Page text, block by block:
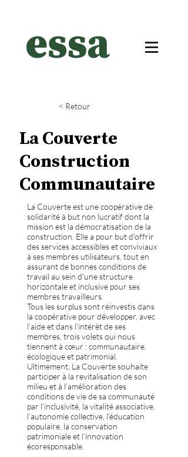
< Retour
La Couverte
Construction
Communautaire
La Couverte est une coopérative de
solidarité à but non lucratif dont la
mission est la démocratisation de la
construction. Elle a pour but d’offrir
des services accessibles et conviviaux
à ses membres utilisateurs, tout en
assurant de bonnes conditions de
travail au sein d’une structure
horizontale et inclusive pour ses
membres travailleurs.
Tous les surplus sont réinvestis dans
la coopérative pour développer, avec
l’aide et dans l’intérêt de ses
membres, trois volets qui nous
tiennent à cœur : communautaire,
écologique et patrimonial.
Ultimement, La Couverte souhaite
participer à la revitalisation de son
milieu et à l’amélioration des
conditions de vie de sa communauté
par l’inclusivité, la vitalité associative,
l’autonomie collective, l’éducation
populaire, la conservation
patrimoniale et l’innovation
écoresponsable.